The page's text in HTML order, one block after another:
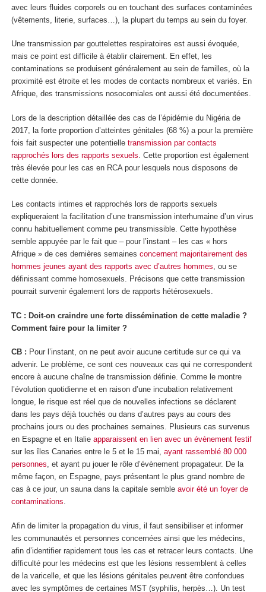
avec leurs fluides corporels ou en touchant des surfaces contaminées
(vêtements, literie, surfaces…), la plupart du temps au sein du foyer.
Une transmission par gouttelettes respiratoires est aussi évoquée,
mais ce point est difficile à établir clairement. En effet, les
contaminations se produisent généralement au sein de familles, où la
proximité est étroite et les modes de contacts nombreux et variés. En
Afrique, des transmissions nosocomiales ont aussi été documentées.
Lors de la description détaillée des cas de l’épidémie du Nigéria de
2017, la forte proportion d’atteintes génitales (68 %) a pour la première
fois fait suspecter une potentielle transmission par contacts
rapprochés lors des rapports sexuels . Cette proportion est également
très élevée pour les cas en RCA pour lesquels nous disposons de
cette donnée.
Les contacts intimes et rapprochés lors de rapports sexuels
expliqueraient la facilitation d’une transmission interhumaine d’un virus
connu habituellement comme peu transmissible. Cette hypothèse
semble appuyée par le fait que – pour l’instant – les cas « hors
Afrique » de ces dernières semaines concernent majoritairement des
hommes jeunes ayant des rapports avec d’autres hommes, ou se
définissant comme homosexuels. Précisons que cette transmission
pourrait survenir également lors de rapports hétérosexuels.
TC : Doit-on craindre une forte dissémination de cette maladie ?
Comment faire pour la limiter ?
CB : Pour l’instant, on ne peut avoir aucune certitude sur ce qui va
advenir. Le problème, ce sont ces nouveaux cas qui ne correspondent
encore à aucune chaîne de transmission définie. Comme le montre
l’évolution quotidienne et en raison d’une incubation relativement
longue, le risque est réel que de nouvelles infections se déclarent
dans les pays déjà touchés ou dans d’autres pays au cours des
prochains jours ou des prochaines semaines. Plusieurs cas survenus
en Espagne et en Italie apparaissent en lien avec un évènement festif
sur les îles Canaries entre le 5 et le 15 mai, ayant rassemblé 80 000
personnes, et ayant pu jouer le rôle d’évènement propagateur. De la
même façon, en Espagne, pays présentant le plus grand nombre de
cas à ce jour, un sauna dans la capitale semble avoir été un foyer de
contaminations.
Afin de limiter la propagation du virus, il faut sensibiliser et informer
les communautés et personnes concernées ainsi que les médecins,
afin d’identifier rapidement tous les cas et retracer leurs contacts. Une
difficulté pour les médecins est que les lésions ressemblent à celles
de la varicelle, et que les lésions génitales peuvent être confondues
avec les symptômes de certaines MST (syphilis, herpès…). Un test